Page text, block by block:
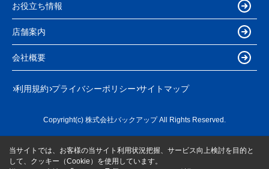
お役立ち情報
店舗案内
会社概要
利用規約 プライバシーポリシー サイトマップ
Copyright(c) 株式会社バックアップ All Rights Reserved.
当サイトでは、お客様の当サイト利用状況把握、サービス向上検討を目的と
して、クッキー（Cookie）を使用しています。